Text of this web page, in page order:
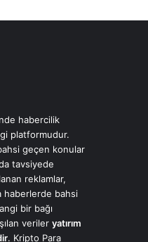
habercilik
platformudur.
geçen konular
tavsiyede
reklamlar,
haberlerde bahsi
bir bağı
veriler yatırım
. Kripto Para